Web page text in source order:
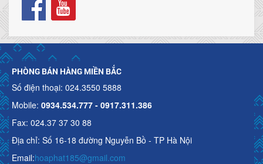
PHÒNG BÁN HÀNG MIỀN BẮC
Số điện thoại: 024.3550 5888
Mobile: 0934.534.777 - 0917.311.386
Fax: 024.37 37 30 88
Địa chỉ: Số 16-18 đường Nguyễn Bồ - TP Hà Nội
Email:hoaphat185@gmail.com